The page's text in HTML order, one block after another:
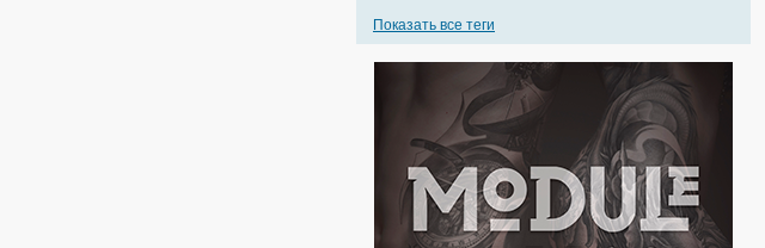
Показать все теги